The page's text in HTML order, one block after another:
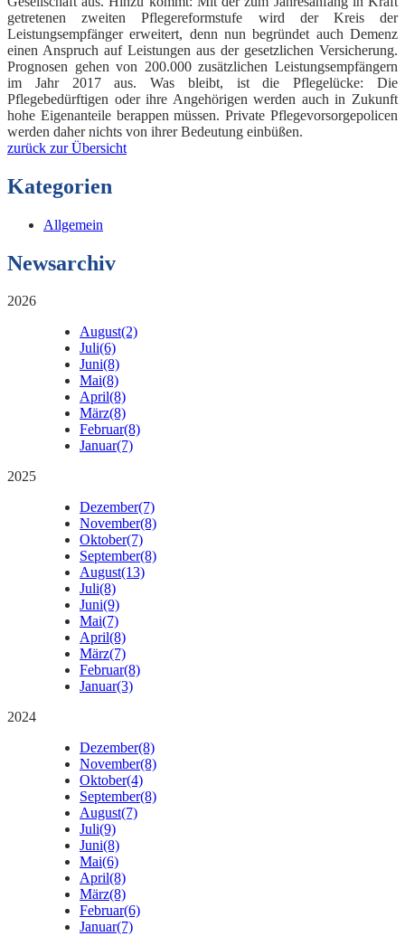
getretenen zweiten Pflegereformstufe wird der Kreis der
Leistungsempfänger erweitert, denn nun begründet auch Demenz
einen Anspruch auf Leistungen aus der gesetzlichen Versicherung.
Prognosen gehen von 200.000 zusätzlichen Leistungsempfängern
im Jahr 2017 aus. Was bleibt, ist die Pflegelücke: Die
Pflegebedürftigen oder ihre Angehörigen werden auch in Zukunft
hohe Eigenanteile berappen müssen. Private Pflegevorsorgepolicen
werden daher nichts von ihrer Bedeutung einbüßen.
zurück zur Übersicht
Kategorien
Allgemein
Newsarchiv
2026
August(2)
Juli(6)
Juni(8)
Mai(8)
April(8)
März(8)
Februar(8)
Januar(7)
2025
Dezember(7)
November(8)
Oktober(7)
September(8)
August(13)
Juli(8)
Juni(9)
Mai(7)
April(8)
März(7)
Februar(8)
Januar(3)
2024
Dezember(8)
November(8)
Oktober(4)
September(8)
August(7)
Juli(9)
Juni(8)
Mai(6)
April(8)
März(8)
Februar(6)
Januar(7)